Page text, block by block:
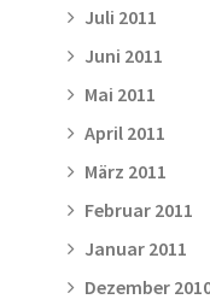
Juli 2011
Juni 2011
Mai 2011
April 2011
März 2011
Februar 2011
Januar 2011
Dezember